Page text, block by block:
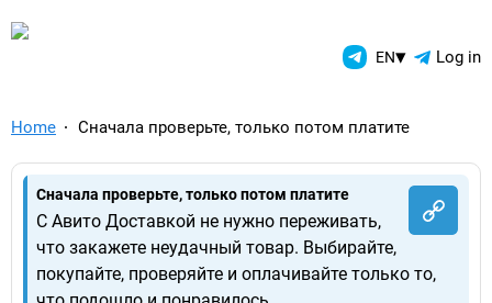
TelegramAds.com — EN▾ Log in
Home Сначала проверьте, только потом платите
Сначала проверьте, только потом платите
С Авито Доставкой не нужно переживать,
что закажете неудачный товар. Выбирайте,
покупайте, проверяйте и оплачивайте только то,